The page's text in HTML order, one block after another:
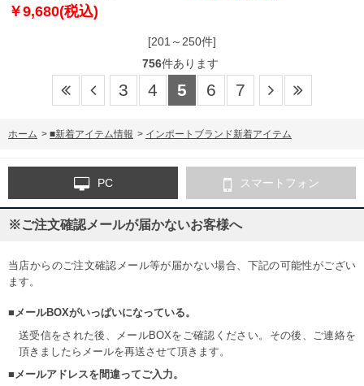
1290140-100
￥9,680(税込)
[201～250件]
756件あります
3 4 5 6 7
ホーム > ■新着アイテム情報 > インポートブランド新着アイテム
PC スマートフォン
※ご注文確認メールが届かないお客様へ
当店からのご注文確認メール等が届かない場合、下記の可能性がござい
ます。
■メールBOXがいっぱいになっている。
送受信をされた後、メールBOXをご確認ください。その後、ご連絡を
頂きましたらメールを再送させて頂きます。
■メールアドレスを間違ってご入力。